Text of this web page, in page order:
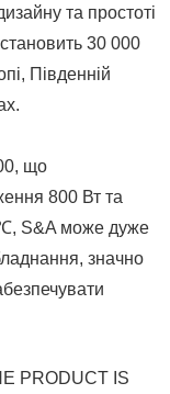
та простоті
30 000
Південній
що
800 Вт та
℃, S&A може дуже
значно
PRODUCT IS